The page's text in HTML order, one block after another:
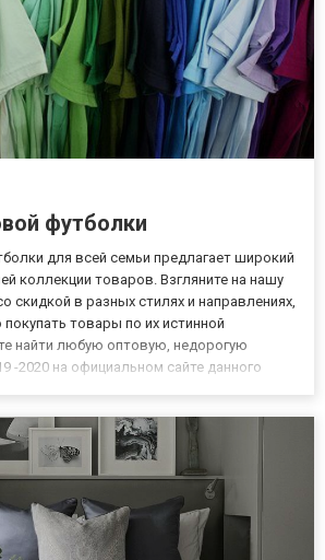
футболки
для всей семьи предлагает широкий
коллекции товаров. Взгляните на нашу
скидкой в разных стилях и направлениях,
покупать товары по их истинной
найти любую оптовую, недорогую
-2020 на официальном сайте данного